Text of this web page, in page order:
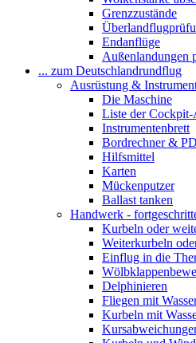
Grenzzustände
Endanflüge
Außenlandungen
... zum Deutschlandrundflug
Ausrüstung &
Die Maschine
Liste der Cockpit-
Instrumentenbrett
Bordrechner &
Hilfsmittel
Karten
Mückenputzer
Ballast tanken
Handwerk -
Kurbeln oder
Weiterkurbeln
Einflug in die
Delphinieren
Fliegen mit
Kurbeln mit